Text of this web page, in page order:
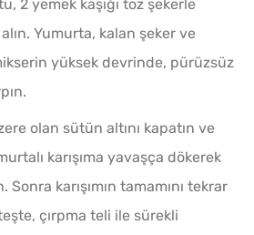
2 yemek kaşığı toz şekerle
Yumurta, kalan şeker ve
yüksek devrinde, pürüzsüz
olan sütün altını kapatın ve
karışıma yavaşça dökerek
karışımın tamamını tekrar
çırpma teli ile sürekli